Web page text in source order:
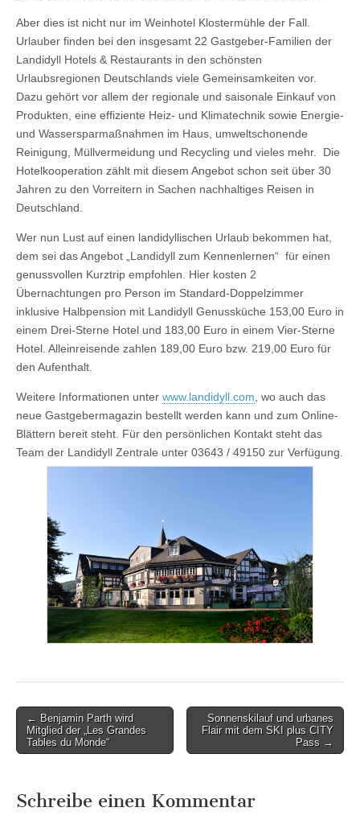
Aber dies ist nicht nur im Weinhotel Klostermühle der Fall.
Urlauber finden bei den insgesamt 22 Gastgeber-Familien der
Landidyll Hotels & Restaurants in den schönsten
Urlaubsregionen Deutschlands viele Gemeinsamkeiten vor.
Dazu gehört vor allem der regionale und saisonale Einkauf von
Produkten, eine effiziente Heiz- und Klimatechnik sowie Energie-
und Wassersparmaßnahmen im Haus, umweltschonende
Reinigung, Müllvermeidung und Recycling und vieles mehr. Die
Hotelkooperation zählt mit diesem Angebot schon seit über 30
Jahren zu den Vorreitern in Sachen nachhaltiges Reisen in
Deutschland.
Wer nun Lust auf einen landidyllischen Urlaub bekommen hat,
dem sei das Angebot „Landidyll zum Kennenlernen“ für einen
genussvollen Kurztrip empfohlen. Hier kosten 2
Übernachtungen pro Person im Standard-Doppelzimmer
inklusive Halbpension mit Landidyll Genussküche 153,00 Euro in
einem Drei-Sterne Hotel und 183,00 Euro in einem Vier-Sterne
Hotel. Alleinreisende zahlen 189,00 Euro bzw. 219,00 Euro für
den Aufenthalt.
Weitere Informationen unter www.landidyll.com , wo auch das
neue Gastgebermagazin bestellt werden kann und zum Online-
Blättern bereit steht. Für den persönlichen Kontakt steht das
Team der Landidyll Zentrale unter 03643 / 49150 zur Verfügung.
Post
navigation
← Benjamin Parth wird
Mitglied der „Les Grandes
Tables du Monde“
Sonnenskilauf und urbanes
Flair mit dem SKI plus CITY
Pass →
Schreibe einen Kommentar